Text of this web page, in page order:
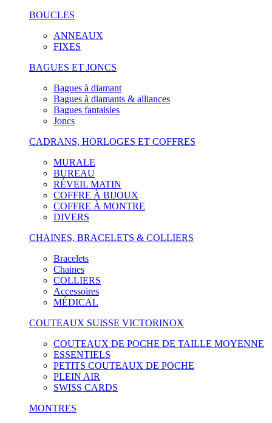
BOUCLES
ANNEAUX
FIXES
BAGUES ET JONCS
Bagues à diamant
Bagues à diamants & alliances
Bagues fantaisies
Joncs
CADRANS, HORLOGES ET COFFRES
MURALE
BUREAU
RÉVEIL MATIN
COFFRE À BIJOUX
COFFRE À MONTRE
DIVERS
CHAINES, BRACELETS & COLLIERS
Bracelets
Chaines
COLLIERS
Accessoires
MÉDICAL
COUTEAUX SUISSE VICTORINOX
COUTEAUX DE POCHE DE TAILLE MOYENNE
ESSENTIELS
PETITS COUTEAUX DE POCHE
PLEIN AIR
SWISS CARDS
MONTRES